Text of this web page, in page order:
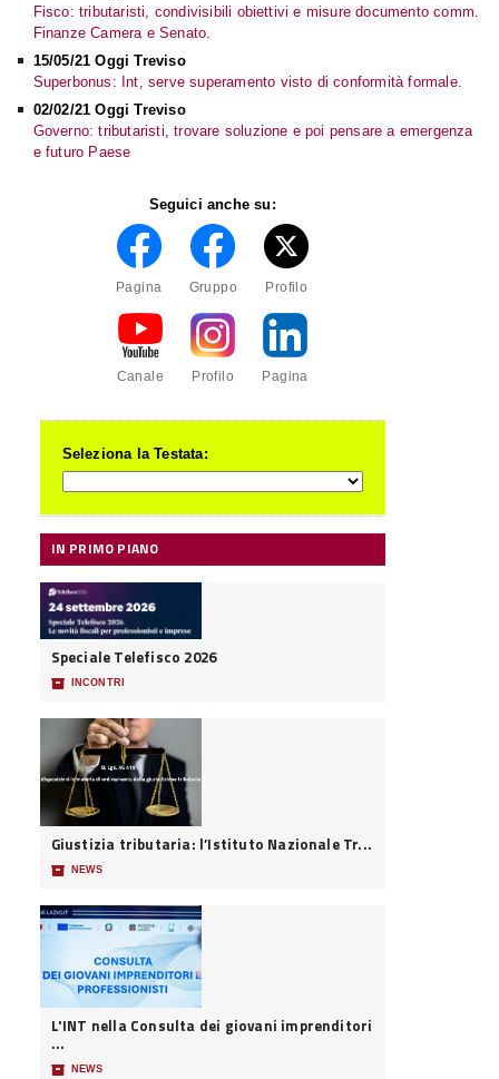
Fisco: tributaristi, condivisibili obiettivi e misure documento comm.
Finanze Camera e Senato.
15/05/21 Oggi Treviso
Superbonus: Int, serve superamento visto di conformità formale.
02/02/21 Oggi Treviso
Governo: tributaristi, trovare soluzione e poi pensare a emergenza
e futuro Paese
Seguici anche su:
Pagina Gruppo Profilo
Canale Profilo Pagina
Seleziona la Testata:
IN PRIMO PIANO
Speciale Telefisco 2026
📦 INCONTRI
Giustizia tributaria: l’Istituto Nazionale Tr...
📦 NEWS
L'INT nella Consulta dei giovani imprenditori
...
📦 NEWS